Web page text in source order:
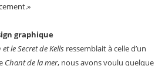
graphique
le Secret de Kells ressemblait à celle d’un
Chant de la mer, nous avons voulu quelque